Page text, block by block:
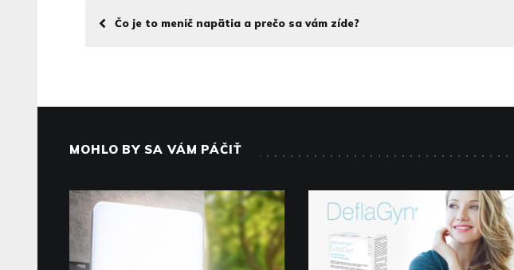
Čo je to menič napätia a prečo sa vám zíde?
MOHLO BY SA VÁM PÁČIŤ